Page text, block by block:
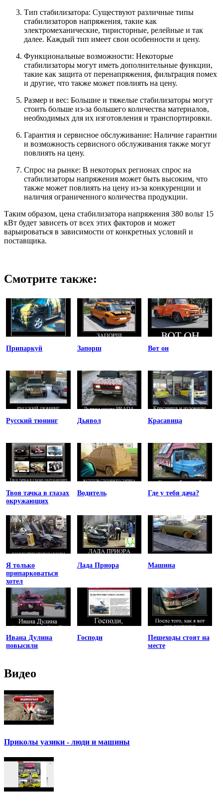
Тип стабилизатора: Существуют различные типы
стабилизаторов напряжения, такие как
электромеханические, тиристорные, релейные и так
далее. Каждый тип имеет свои особенности и цену.
Функциональные возможности: Некоторые
стабилизаторы могут иметь дополнительные функции,
такие как защита от перенапряжения, фильтрация помех
и другие, что также может повлиять на цену.
Размер и вес: Большие и тяжелые стабилизаторы могут
стоить больше из-за большего количества материалов,
необходимых для их изготовления и транспортировки.
Гарантия и сервисное обслуживание: Наличие гарантии
и возможность сервисного обслуживания также могут
повлиять на цену.
Спрос на рынке: В некоторых регионах спрос на
стабилизаторы напряжения может быть высоким, что
также может повлиять на цену из-за конкуренции и
наличия ограниченного количества продукции.
Таким образом, цена стабилизатора напряжения 380 вольт 15
кВт будет зависеть от всех этих факторов и может
варьироваться в зависимости от конкретных условий и
поставщика.
Смотрите также:
Припаркуй Запорш Вот он
Русский тюнинг Дьявол Красавица
Твоя тачка в глазах
окружающих
Водитель Где у тебя дача?
Я только
припарковаться
хотел
Лада Приора Машина
Ивана Дулина
повысили
Господи
Пешеходы стоят на
месте
Видео
Приколы уазики - люди и машины